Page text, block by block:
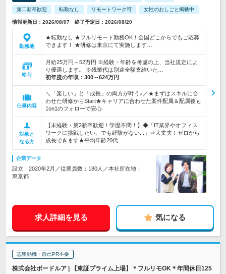
第二新卒歓迎 転勤なし リモートワーク可 女性のおしごと掲載中
情報更新日：2026/08/07 終了予定日：2026/08/20
勤務地
★転勤なし ★フルリモート勤務OK！全国どこからでもご応募
できます！ ★研修は東京にて実施します…
給与
月給25万円～52万円 ※経験・年齢を考慮の上、当社規定によ
り優遇します。 ※残業代は別途全額支給いた…
初年度の年収： 300～624万円
仕事内容
＼「楽しい」と「成長」の両方が叶う♪／★まずはスキルに合
わせた研修からStart★キャリアに合わせた案件配属＆配属後も
1on1のフォローで安心
対象と
なる方
【未経験・第2新卒歓迎！学歴不問！】◆「IT業界やオフィス
ワークに挑戦したい、でも経験がない...」⇒大丈夫！ゼロから
成長できます★平均年齢20代
企業データ
設立：2020年2月／従業員数：180人／本社所在地：
東京都
求人詳細を見る 気になる
志望動機・自己PR不要
株式会社ボードルア | 【東証プライム上場】＊フルリモOK＊年間休日125